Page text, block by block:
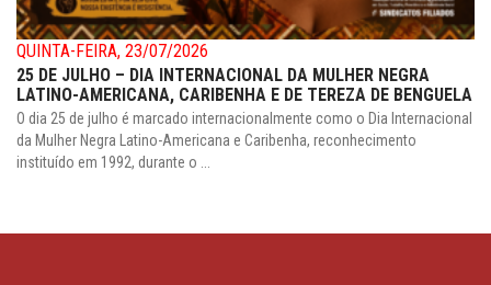
QUINTA-FEIRA, 23/07/2026
25 DE JULHO – DIA INTERNACIONAL DA MULHER NEGRA
LATINO-AMERICANA, CARIBENHA E DE TEREZA DE BENGUELA
O dia 25 de julho é marcado internacionalmente como o Dia Internacional
da Mulher Negra Latino-Americana e Caribenha, reconhecimento
instituído em 1992, durante o ...